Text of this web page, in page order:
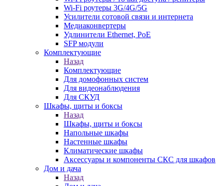
Wi-Fi роутеры 3G/4G/5G
Усилители сотовой связи и интернета
Медиаконвертеры
Удлинители Ethernet, PoE
SFP модули
Комплектующие
Назад
Комплектующие
Для домофонных систем
Для видеонаблюдения
Для СКУД
Шкафы, щиты и боксы
Назад
Шкафы, щиты и боксы
Напольные шкафы
Настенные шкафы
Климатические шкафы
Аксессуары и компоненты СКС для шкафов
Дом и дача
Назад